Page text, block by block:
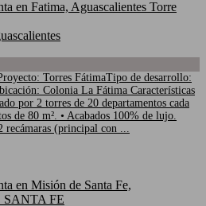
Torres FátimaTipo de desarrollo:
Colonia La Fátima Características
por 2 torres de 20 departamentos cada
de 80 m². • Acabados 100% de lujo.
recámaras (principal con ...